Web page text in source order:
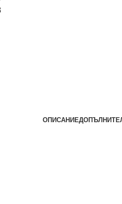
ОПИСАНИЕ